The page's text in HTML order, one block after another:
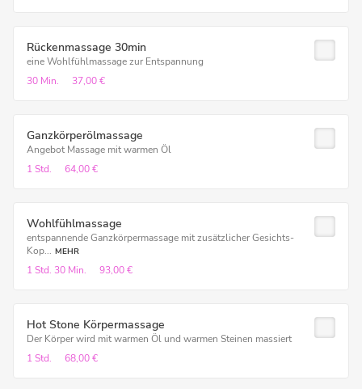
Rückenmassage 30min
eine Wohlfühlmassage zur Entspannung
30 Min.
37,00 €
Ganzkörperölmassage
Angebot Massage mit warmen Öl
1 Std.
64,00 €
Wohlfühlmassage
entspannende Ganzkörpermassage mit zusätzlicher Gesichts-
Kop... MEHR
1 Std. 30 Min. 93,00 €
Hot Stone Körpermassage
Der Körper wird mit warmen Öl und warmen Steinen massiert
1 Std.
68,00 €